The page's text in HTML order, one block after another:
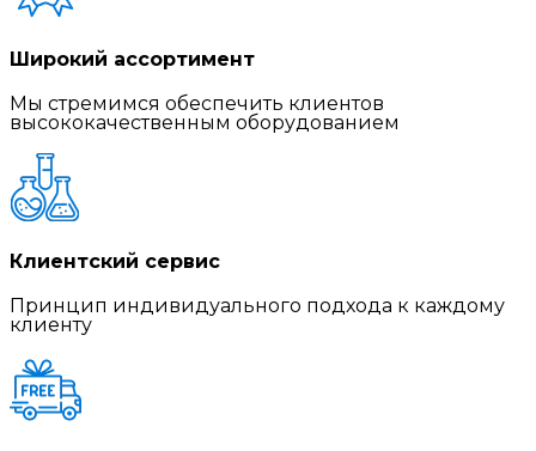
Широкий ассортимент
Мы стремимся обеспечить клиентов
высококачественным оборудованием
Клиентский сервис
Принцип индивидуального подхода к каждому
клиенту